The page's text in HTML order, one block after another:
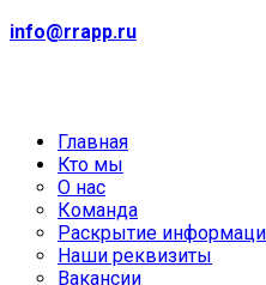
info@rrapp.ru
Главная
Кто мы
О нас
Команда
Раскрытие
Наши реквизиты
Вакансии